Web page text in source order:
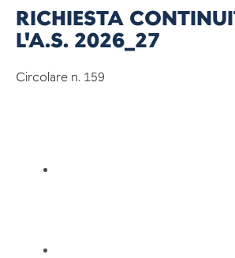
RICHIESTA
L'A.S. 2026_27
Circolare n.